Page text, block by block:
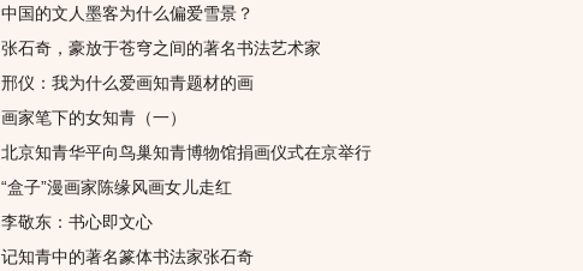
中国的文人墨客为什么偏爱雪景？
张石奇，豪放于苍穹之间的著名书法艺术家
邢仪：我为什么爱画知青题材的画
画家笔下的女知青（一）
北京知青华平向鸟巢知青博物馆捐画仪式在京举行
“盒子”漫画家陈缘风画女儿走红
李敬东：书心即文心
记知青中的著名篆体书法家张石奇